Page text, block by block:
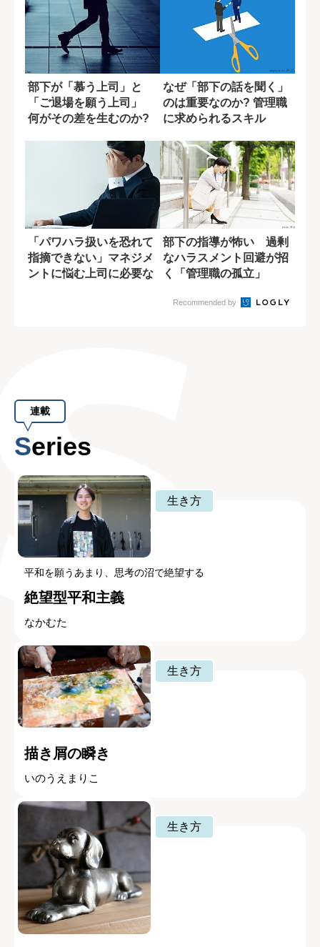
部下が「慕う上司」と
「ご退場を願う上司」
何がその差を生むのか?
なぜ「部下の話を聞く」
のは重要なのか? 管理職
に求められるスキル
「パワハラ扱いを恐れて
指摘できない」マネジメ
ントに悩む上司に必要な
部下の指導が怖い 過剰
なハラスメント回避が招
く「管理職の孤立」
Recommended by
連載
Series
生き方
平和を願うあまり、思考の沼で絶望する
絶望型平和主義
なかむた
生き方
描き屑の瞬き
いのうえまりこ
生き方